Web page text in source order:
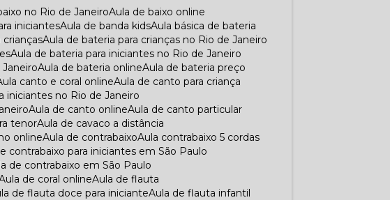
no Rio de Janeiro
Aula de baixo online
iniciantes Aula de banda kids
Aula básica de bateria
crianças
Aula de bateria para crianças no Rio de Janeiro
Aula de bateria para iniciantes no Rio de Janeiro
Janeiro Aula de bateria online
Aula de bateria preço
Aula canto e coral online
Aula de canto para criança
iniciantes no Rio de Janeiro
Aula de canto online
Aula de canto particular
tenor
Aula de cavaco a distância
online Aula de contrabaixo
Aula contrabaixo 5 cordas
contrabaixo para iniciantes em São Paulo
de contrabaixo em São Paulo
Aula de coral online
Aula de flauta
de flauta doce para iniciante
Aula de flauta infantil